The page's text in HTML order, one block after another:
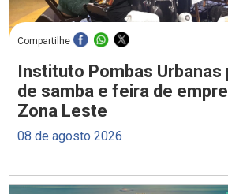
Compartilhe
Instituto Pombas
de samba e feira de
Zona Leste
08 de agosto 2026